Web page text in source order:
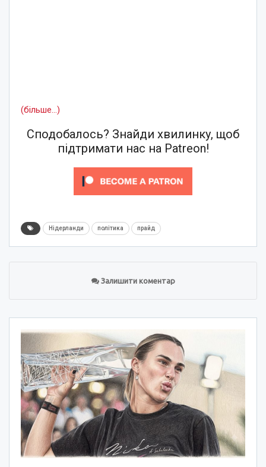
(більше…)
Сподобалось? Знайди хвилинку, щоб
підтримати нас на Patreon!
Нідерланди політика прайд
Залишити коментар